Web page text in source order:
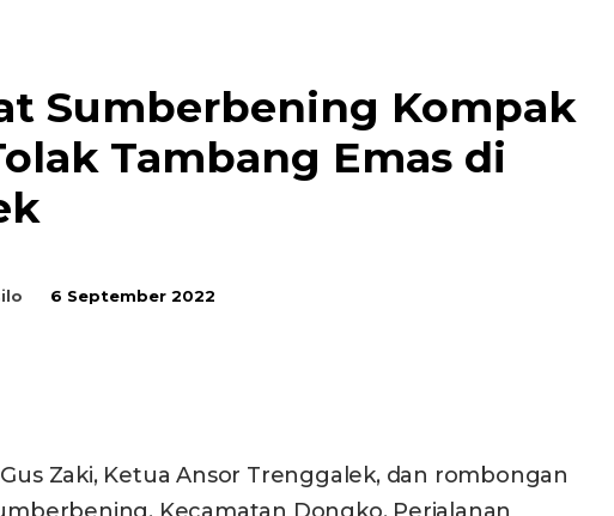
Sumberbening Kompak
Tambang Emas di
6 September 2022
Zaki, Ketua Ansor Trenggalek, dan rombongan
Kecamatan Dongko. Perjalanan